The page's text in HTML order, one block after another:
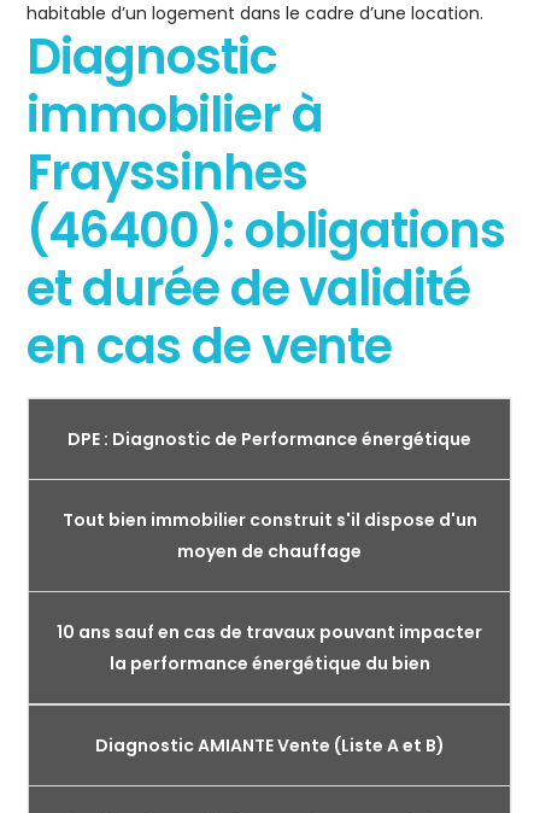
habitable d’un logement dans le cadre d’une location.
Diagnostic
immobilier à
Frayssinhes
(46400): obligations
et durée de validité
en cas de vente
DPE : Diagnostic de Performance énergétique
Tout bien immobilier construit s'il dispose d'un
moyen de chauffage
10 ans sauf en cas de travaux pouvant impacter
la performance énergétique du bien
Diagnostic AMIANTE Vente (Liste A et B)